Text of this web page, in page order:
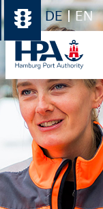
DE EN
im
Download-